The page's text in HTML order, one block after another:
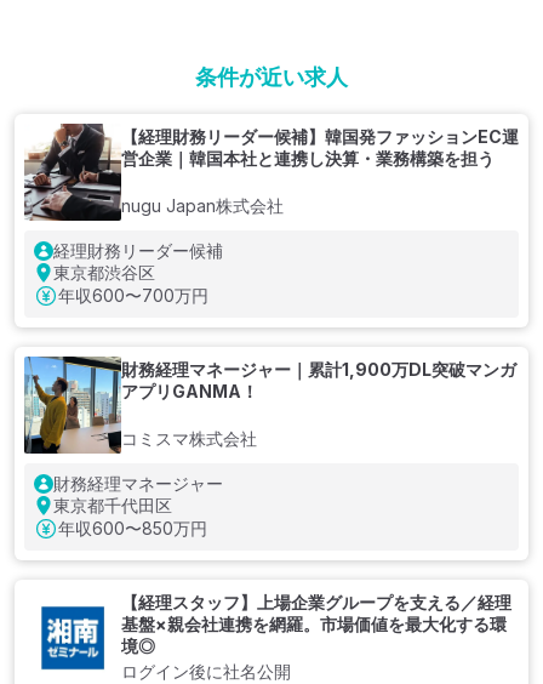
条件が近い求人
【経理財務リーダー候補】韓国発ファッションEC運
営企業｜韓国本社と連携し決算・業務構築を担う
nugu Japan株式会社
経理財務リーダー候補
東京都渋谷区
年収600〜700万円
財務経理マネージャー｜累計1,900万DL突破マンガ
アプリGANMA！
コミスマ株式会社
財務経理マネージャー
東京都千代田区
年収600〜850万円
【経理スタッフ】上場企業グループを支える／経理
基盤×親会社連携を網羅。市場価値を最大化する環
境◎
ログイン後に社名公開